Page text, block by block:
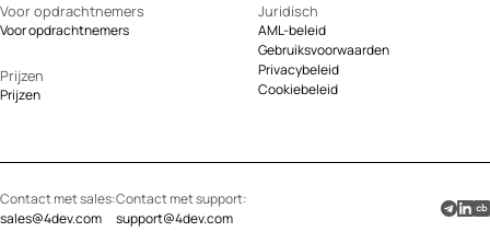
Voor opdrachtnemers
Voor opdrachtnemers
Prijzen
Prijzen
Juridisch
AML-beleid
Gebruiksvoorwaarden
Privacybeleid
Cookiebeleid
Contact met sales:
sales@4dev.com
Contact met support:
support@4dev.com